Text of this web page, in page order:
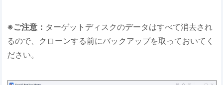
※ご注意： ターゲットディスクのデータはすべて消去され
るので、クローンする前にバックアップを取っておいてく
ださい。